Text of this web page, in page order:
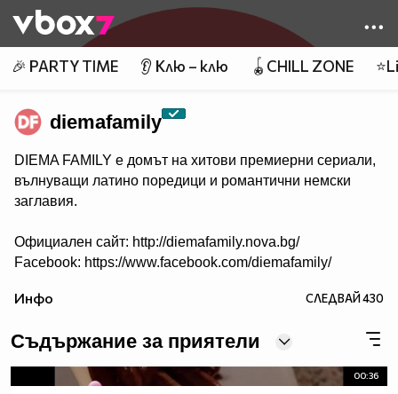
👾
🎉 PARTY TIME 👂 Клю – клю 🪀CHILL ZONE
diemafamily
DIEMA FAMILY e домът на хитови премиерни сериали,
вълнуващи латино поредици и романтични немски
заглавия.
Официален сайт: http://diemafamily.nova.bg/
Facebook: https://www.facebook.com/diemafamily/
Инфо СЛЕДВАЙ430
Съдържание за приятели
00:36